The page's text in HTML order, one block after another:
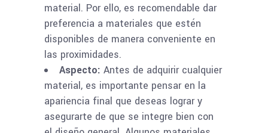
material. Por ello, es recomendable dar
preferencia a materiales que estén
disponibles de manera conveniente en
las proximidades.
Aspecto: Antes de adquirir cualquier
material, es importante pensar en la
apariencia final que deseas lograr y
asegurarte de que se integre bien con